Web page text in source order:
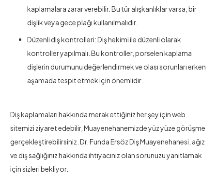
kaplamalara zarar verebilir. Bu tür alışkanlıklar varsa, bir
dişlik veya gece plağı kullanılmalıdır.
Düzenli diş kontrolleri: Diş hekimi ile düzenli olarak
kontroller yapılmalı. Bu kontroller, porselen kaplama
dişlerin durumunu değerlendirmek ve olası sorunları erken
aşamada tespit etmek için önemlidir.
Diş kaplamaları hakkında merak ettiğiniz her şey için web
sitemizi ziyaret edebilir, Muayenehanemizde yüz yüze görüşme
gerçekleştirebilirsiniz. Dr. Funda Ersöz Diş Muayenehanesi, ağız
ve diş sağlığınız hakkında ihtiyacınız olan sorunuzu yanıtlamak
için sizleri bekliyor.